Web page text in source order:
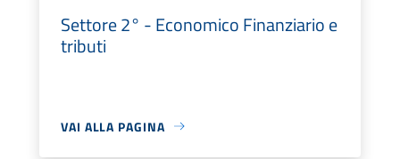
Settore 2° - Economico Finanziario e
tributi
VAI ALLA PAGINA